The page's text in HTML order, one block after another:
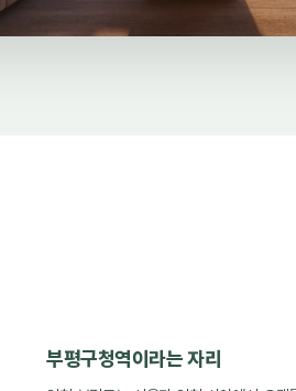
부평구청역이라는 자리